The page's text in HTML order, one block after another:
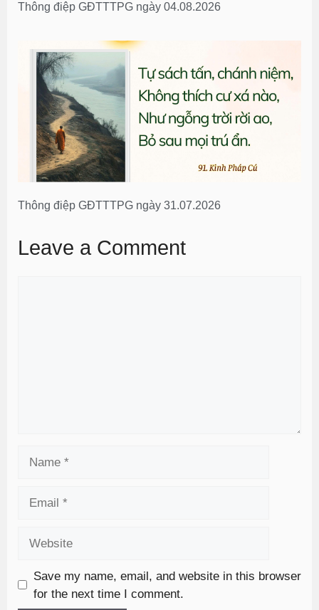
Thông điệp GĐTTTPG ngày 04.08.2026
Thông điệp GĐTTTPG ngày 31.07.2026
Leave a Comment
Save my name, email, and website in this browser
for the next time I comment.